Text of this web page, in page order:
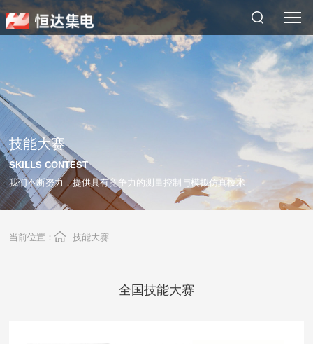
搜索
技能大赛
SKILLS CONTEST
我们不断努力，提供具有竞争力的测量控制与模拟仿真技术
当前位置： 技能大赛
全国技能大赛